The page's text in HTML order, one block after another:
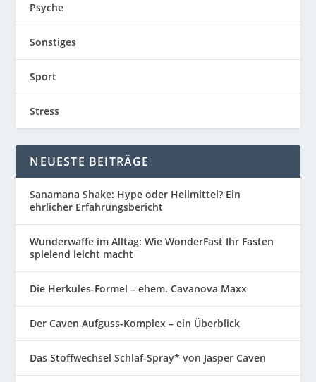
Psyche
Sonstiges
Sport
Stress
NEUESTE BEITRÄGE
Sanamana Shake: Hype oder Heilmittel? Ein
ehrlicher Erfahrungsbericht
Wunderwaffe im Alltag: Wie WonderFast Ihr Fasten
spielend leicht macht
Die Herkules-Formel – ehem. Cavanova Maxx
Der Caven Aufguss-Komplex – ein Überblick
Das Stoffwechsel Schlaf-Spray* von Jasper Caven